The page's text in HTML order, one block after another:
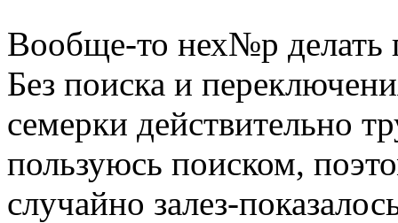
Вообще-то нех№р делать
Без поиска и
семерки действительно
пользуюсь поиском,
случайно залез-